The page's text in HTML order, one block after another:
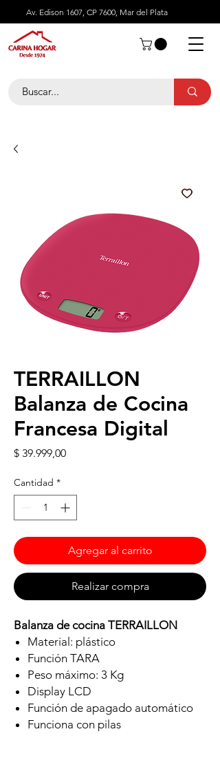
Av. Edison 1607, CP 7600, Mar del Plata
TERRAILLON
Balanza de Cocina
Francesa Digital
$ 39.999,00Precio
Cantidad *
Agregar al carrito
Realizar compra
Balanza de cocina TERRAILLON
Material: plástico
Función TARA
Peso máximo: 3 Kg
Display LCD
Función de apagado automático
Funciona con pilas